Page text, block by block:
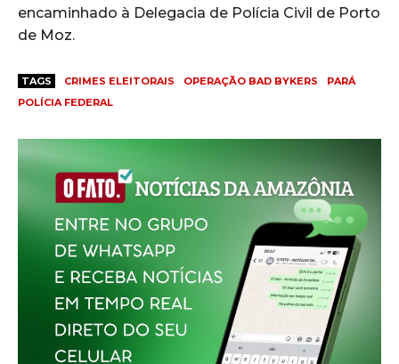
encaminhado à Delegacia de Polícia Civil de Porto
de Moz.
TAGS CRIMES ELEITORAIS OPERAÇÃO BAD BYKERS
PARÁ
POLÍCIA FEDERAL